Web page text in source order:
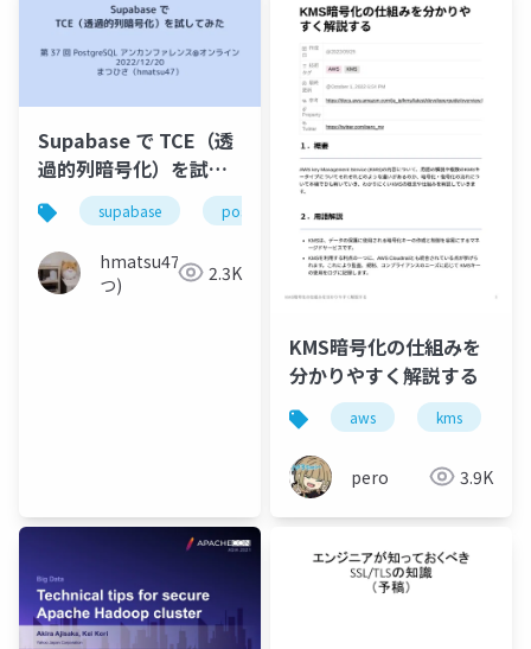
Supabase で TCE（透
過的列暗号化）を試し
てみたsupabase postgresql
hmatsu47(ま
つ)
2.3K
KMS暗号化の仕組みを
分かりやすく解説する
aws kms
pero 3.9K